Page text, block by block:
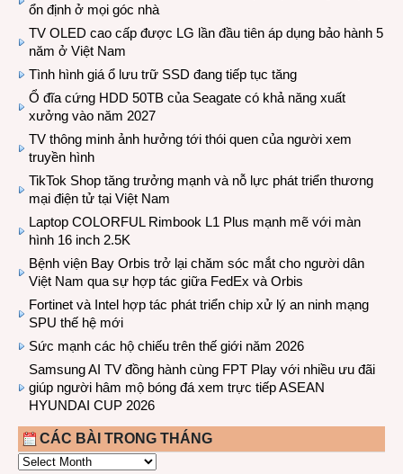
ổn định ở mọi góc nhà
TV OLED cao cấp được LG lần đầu tiên áp dụng bảo hành 5
năm ở Việt Nam
Tình hình giá ổ lưu trữ SSD đang tiếp tục tăng
Ổ đĩa cứng HDD 50TB của Seagate có khả năng xuất
xưởng vào năm 2027
TV thông minh ảnh hưởng tới thói quen của người xem
truyền hình
TikTok Shop tăng trưởng mạnh và nỗ lực phát triển thương
mại điện tử tại Việt Nam
Laptop COLORFUL Rimbook L1 Plus mạnh mẽ với màn
hình 16 inch 2.5K
Bệnh viện Bay Orbis trở lại chăm sóc mắt cho người dân
Việt Nam qua sự hợp tác giữa FedEx và Orbis
Fortinet và Intel hợp tác phát triển chip xử lý an ninh mạng
SPU thế hệ mới
Sức mạnh các hộ chiếu trên thế giới năm 2026
Samsung AI TV đồng hành cùng FPT Play với nhiều ưu đãi
giúp người hâm mộ bóng đá xem trực tiếp ASEAN
HYUNDAI CUP 2026
CÁC BÀI TRONG THÁNG
CÁC